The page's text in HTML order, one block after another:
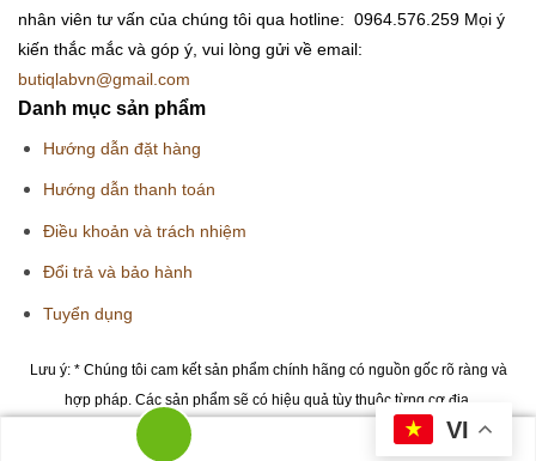
nhân viên tư vấn của chúng tôi qua hotline: 0964.576.259 Mọi ý
kiến thắc mắc và góp ý, vui lòng gửi về email:
butiqlabvn@gmail.com
Danh mục sản phẩm
Hướng dẫn đặt hàng
Hướng dẫn thanh toán
Điều khoản và trách nhiệm
Đổi trả và bảo hành
Tuyển dụng
Lưu ý: * Chúng tôi cam kết sản phẩm chính hãng có nguồn gốc rõ ràng và
hợp pháp. Các sản phẩm sẽ có hiệu quả tùy thuộc từng cơ địa.
Copyright 2026 © Butiqlab.vn
VI